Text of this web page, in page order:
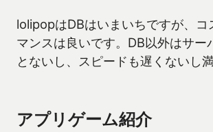
lolipopはDBはいまいちですが、コ
マンスは良いです。DB以外はサー
とないし、スピードも遅くないし満
アプリゲーム紹介